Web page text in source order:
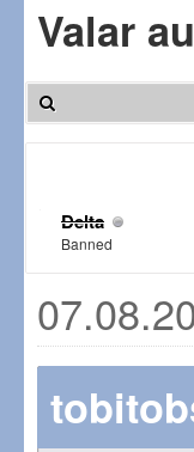
Valar
Delta
Banned